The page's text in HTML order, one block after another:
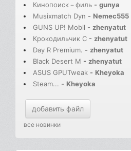
Кинопоиск－филь - gunya
Musixmatch Dyn - Nemec555
GUNS UP! Mobil - zhenyatut
Крокодильчик С - zhenyatut
Day R Premium. - zhenyatut
Black Desert M - zhenyatut
ASUS GPUTweak - Kheyoka
Steam... - Kheyoka
добавить файл
все новинки